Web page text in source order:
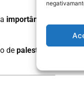
importância
de palestras